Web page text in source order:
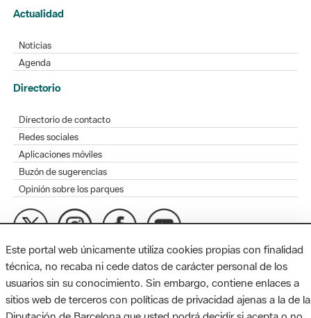
Actualidad
Noticias
Agenda
Directorio
Directorio de contacto
Redes sociales
Aplicaciones móviles
Buzón de sugerencias
Opinión sobre los parques
MAPA WEB AVISO LEGAL ACCESIBILIDAD
Diputación de Barcelona. Edifici Llacuna, 1a planta. Badajoz, 49.
08005 Barcelona. Tel. 934 022 428 / xarxaparcs@diba.cat
Este portal web únicamente utiliza cookies propias con finalidad
técnica, no recaba ni cede datos de carácter personal de los
usuarios sin su conocimiento. Sin embargo, contiene enlaces a
sitios web de terceros con políticas de privacidad ajenas a la de la